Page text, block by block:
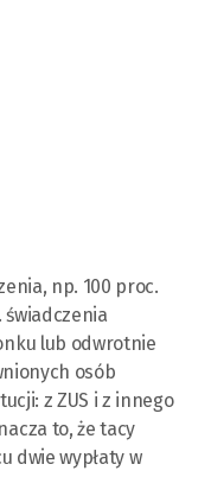
np. 100 proc.
świadczenia
lub odwrotnie
osób
z ZUS i z innego
to, że tacy
dwie wypłaty w